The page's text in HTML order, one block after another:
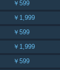
￥599
￥1,999
￥599
￥1,999
￥599